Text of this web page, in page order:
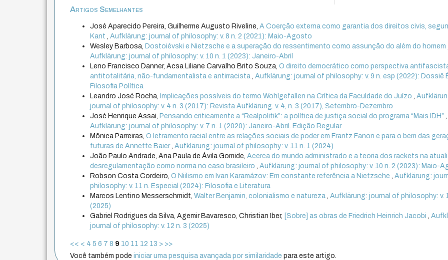
Artigos Semelhantes
José Aparecido Pereira, Guilherme Augusto Riveline,A Coerção externa como garantia dos direitos civis,
Kant,Aufklärung: journal of philosophy: v. 8 n. 2 (2021): Maio-Agosto
Wesley Barbosa, Dostoiévski e Nietzsche e a superação do ressentimento como assunção do além do homem,
Aufklärung: journal of philosophy: v. 10 n. 1 (2023): Janeiro-Abril
Leno Francisco Danner, Acsa Liliane Carvalho Brito Souza,O direito democrático como perspectiva
antitotalitária, não-fundamentalista e antirracista,Aufklärung: journal of philosophy: v. 9 n. esp (2022): Dossiê
Filosofia Política
Leandro José Rocha, Implicações possíveis do termo Wohlgefallen na Crítica da Faculdade do Juízo,
journal of philosophy: v. 4 n. 3 (2017): Revista Aufklärung. v. 4, n. 3 (2017), Setembro-Dezembro
José Henrique Assai, Pensando criticamente a “Realpolitik”: a política de justiça social do programa “Mais IDH”,
Aufklärung: journal of philosophy: v. 7 n. 1 (2020): Janeiro-Abril. Edição Regular
Mônica Parreiras,O letramento racial entre as relações sociais de poder em Frantz Fanon e para o bem das
futuras de Annette Baier,Aufklärung: journal of philosophy: v. 11 n. 1 (2024)
João Paulo Andrade, Ana Paula de Ávila Gomide,Acerca do mundo administrado e a teoria dos rackets na
desregulamentação como norma no caso brasileiro,Aufklärung: journal of philosophy: v. 10 n. 2 (2023): Maio-
Robson Costa Cordeiro,O Niilismo em Ivan Karamázov: Em constante referência a Nietzsche,Aufklärung:
philosophy: v. 11 n. Especial (2024): Filosofia e Literatura
Marcos Lentino Messerschmidt,Walter Benjamin, colonialismo e natureza,Aufklärung: journal of philosophy: v.
(2025)
Gabriel Rodrigues da Silva, Agemir Bavaresco, Christian Iber, [Sobre] as obras de Friedrich Heinrich Jacobi,
journal of philosophy: v. 12 n. 3 (2025)
<< < 4 5 6 7 8 9 10 11 12 13 > >>
Você também podeiniciar uma pesquisa avançada por similaridade para este artigo.